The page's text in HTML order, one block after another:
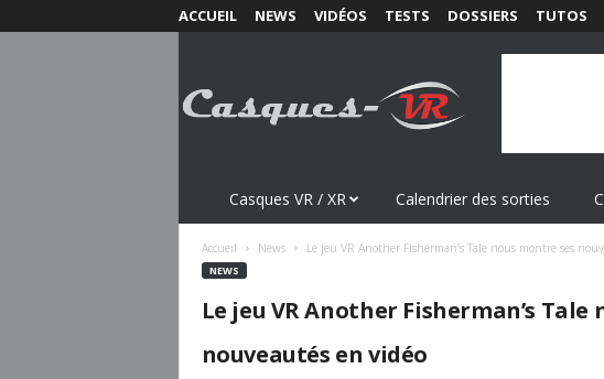
ACCUEIL NEWS VIDÉOS TESTS DOSSIERS TUTOS
s
Casques VR / XR Calendrier des sorties
Accueil News Le jeu VR Another Fisherman’s Tale nous montre ses
NEWS
Le jeu VR Another Fisherman’s Tale
nouveautés en vidéo